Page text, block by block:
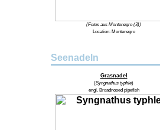
(Fotos aus Montenegro (3))
Location: Montenegro
Seenadeln
Grasnadel
(Syngnathus typhle)
engl. Broadnosed pipefish